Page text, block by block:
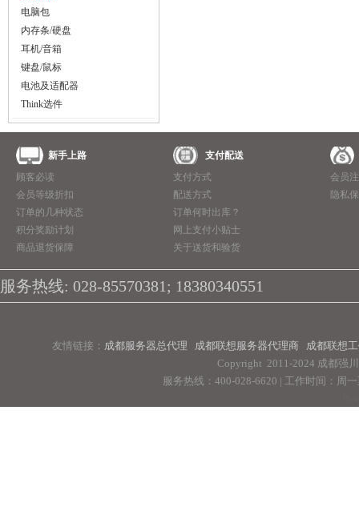
电脑包
内存条/硬盘
耳机/音箱
键盘/鼠标
电池及适配器
Think选件
新手上路
顾客必读
会员等级折扣
订单的几种状态
积分奖励计划
商品退货保障
支付配送
支付方式
配送方式
订单何时出库？
网上支付小贴士
关于送货和验货
会员
隐私
服务热线: 028-85570381; 18380340551
友情链接： 成都服务器总代理 成都联想服务器代理商
成都联想
Copyright 2011-2024 成都强
服务热线：400-028-6620 | 工作时间：周